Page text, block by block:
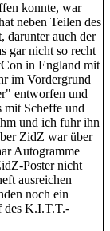
konnte, war
neben Teilen des
darunter auch der
gar nicht so recht
in England mit
im Vordergrund
entworfen und
mit Scheffe und
und ich fuhr ihn
ZidZ war über
Autogramme
Poster nicht
ausreichen
noch ein
des K.I.T.T.-